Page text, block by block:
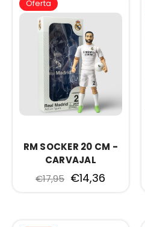
Oferta
RM SOCKER 20 CM -
CARVAJAL
€17,95 €14,36